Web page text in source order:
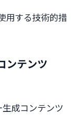
用する技術的措
ンテンツ
成コンテンツ